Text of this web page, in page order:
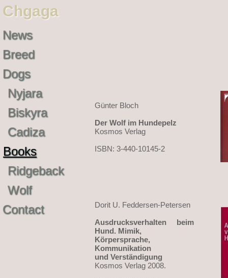
Chgaga
News
Breed
Dogs
Nyjara
Biskyra
Cadiza
Books
Ridgeback
Wolf
Contact
Günter Bloch
Der Wolf im Hundepelz
Kosmos Verlag
ISBN: 3-440-10145-2
Dorit U. Feddersen-Petersen
Ausdrucksverhalten beim
Hund. Mimik,
Körpersprache,
Kommunikation
und Verständigung
Kosmos Verlag 2008.